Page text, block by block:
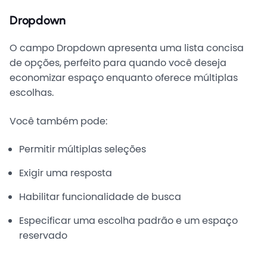
Dropdown
O campo Dropdown apresenta uma lista concisa
de opções, perfeito para quando você deseja
economizar espaço enquanto oferece múltiplas
escolhas.
Você também pode:
Permitir múltiplas seleções
Exigir uma resposta
Habilitar funcionalidade de busca
Especificar uma escolha padrão e um espaço
reservado